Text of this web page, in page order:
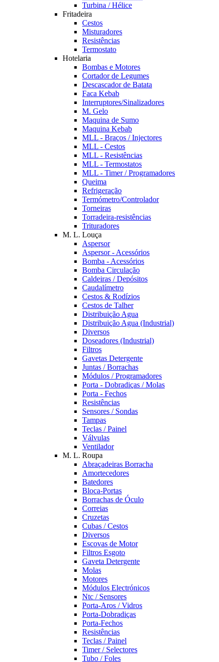
Turbina / Hélice
Fritadeira
Cestos
Misturadores
Resistências
Termostato
Hotelaria
Bombas e Motores
Cortador de Legumes
Descascador de Batata
Faca Kebab
Interruptores/Sinalizadores
M. Gelo
Maquina de Sumo
Maquina Kebab
MLL - Braços / Injectores
MLL - Cestos
MLL - Resistências
MLL - Termostatos
MLL - Timer / Programadores
Queima
Refrigeração
Termómetro/Controlador
Torneiras
Torradeira-resistências
Trituradores
M. L. Louça
Aspersor
Aspersor - Acessórios
Bomba - Acessórios
Bomba Circulação
Caldeiras / Depósitos
Caudalímetro
Cestos & Rodízios
Cestos de Talher
Distribuição Agua
Distribuição Agua (Industrial)
Diversos
Doseadores (Industrial)
Filtros
Gavetas Detergente
Juntas / Borrachas
Módulos / Programadores
Porta - Dobradiças / Molas
Porta - Fechos
Resistências
Sensores / Sondas
Tampas
Teclas / Painel
Válvulas
Ventilador
M. L. Roupa
Abraçadeiras Borracha
Amortecedores
Batedores
Bloca-Portas
Borrachas de Óculo
Correias
Cruzetas
Cubas / Cestos
Diversos
Escovas de Motor
Filtros Esgoto
Gaveta Detergente
Molas
Motores
Módulos Electrónicos
Ntc / Sensores
Porta-Aros / Vidros
Porta-Dobradiças
Porta-Fechos
Resistências
Teclas / Painel
Timer / Selectores
Tubo / Foles